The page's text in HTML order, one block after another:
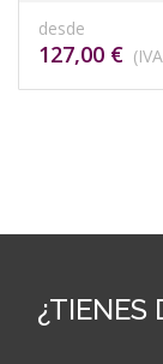
desde
127,00 €
¿TIENES